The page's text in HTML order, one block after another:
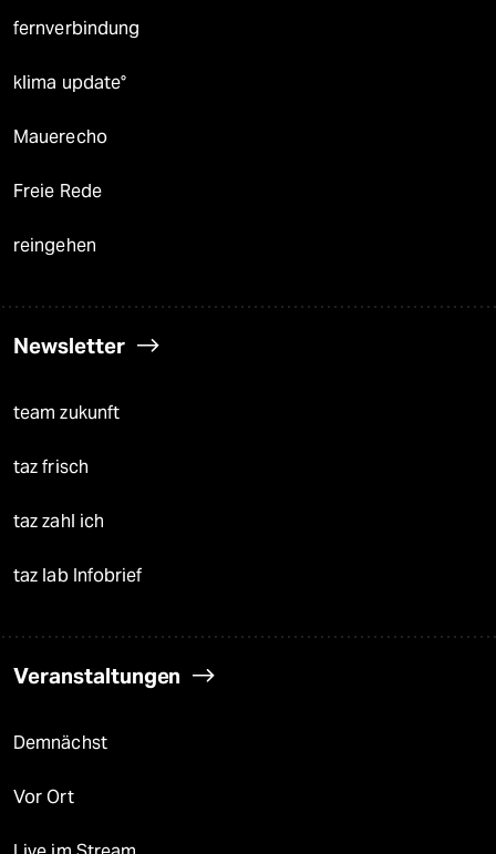
fernverbindung
klima update°
Mauerecho
Freie Rede
reingehen
Newsletter
team zukunft
taz frisch
taz zahl ich
taz lab Infobrief
Veranstaltungen
Demnächst
Vor Ort